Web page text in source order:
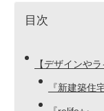
目次
【デザインや
『新建築住